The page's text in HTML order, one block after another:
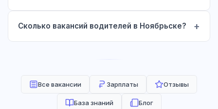
Сколько вакансий водителей в Ноябрьске?
Все вакансии Зарплаты Отзывы
База знаний Блог